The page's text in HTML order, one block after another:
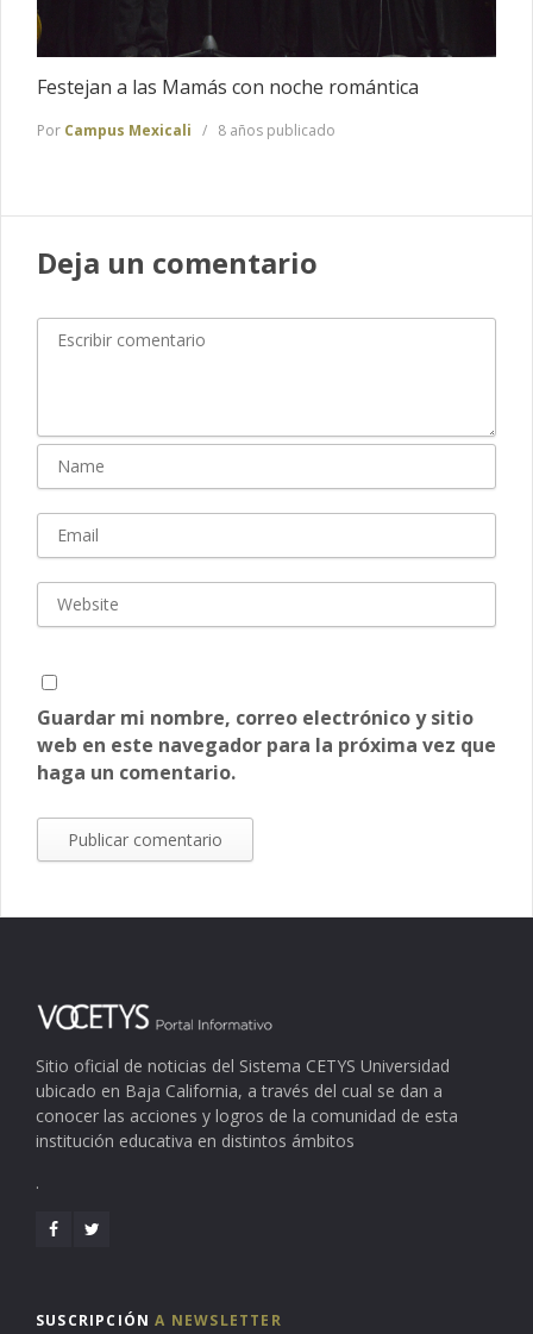
Festejan a las Mamás con noche romántica
Por Campus Mexicali 8 años publicado
Deja un comentario
Guardar mi nombre, correo electrónico y sitio
web en este navegador para la próxima vez que
haga un comentario.
Sitio oficial de noticias del Sistema CETYS Universidad
ubicado en Baja California, a través del cual se dan a
conocer las acciones y logros de la comunidad de esta
institución educativa en distintos ámbitos
.
SUSCRIPCIÓNA NEWSLETTER